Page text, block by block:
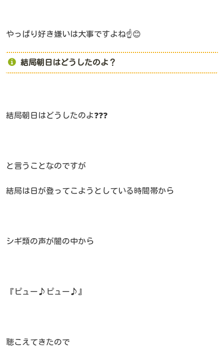
やっぱり好き嫌いは大事ですよね☝️😊
結局朝日はどうしたのよ？
結局朝日はどうしたのよ❓❓❓
と言うことなのですが
結局は日が登ってこようとしている時間帯から
シギ類の声が闇の中から
『ピュー♪ピュー♪』
聴こえてきたので